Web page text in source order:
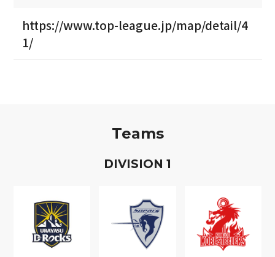
https://www.top-league.jp/map/detail/4
1/
Teams
DIVISION 1